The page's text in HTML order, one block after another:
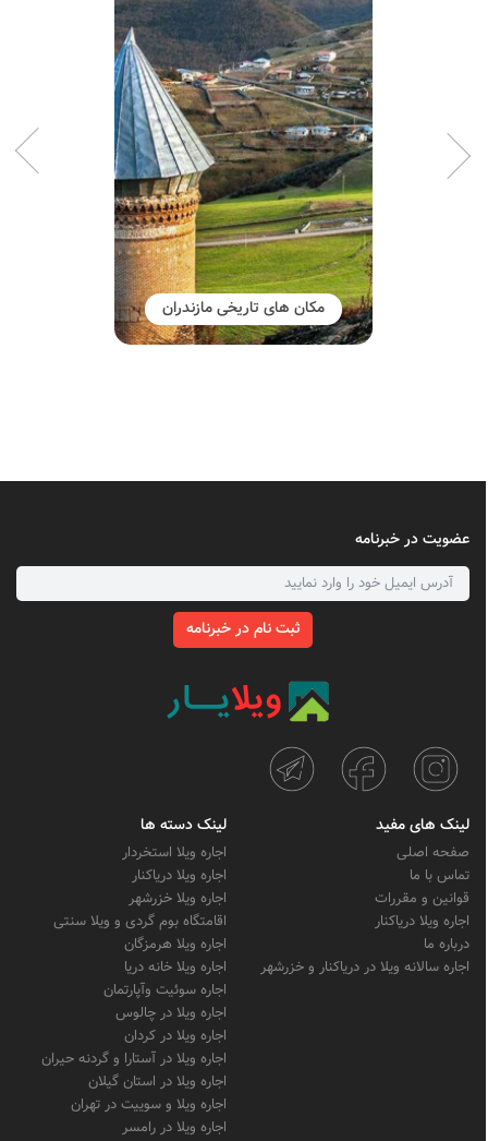
مکان های تاریخی مازندران
عضویت در خبرنامه
ثبت نام در خبرنامه
لینک های مفید
صفحه اصلی
تماس با ما
قوانین و مقررات
اجاره ویلا دریاکنار
درباره ما
اجاره سالانه ویلا در دریاکنار و خزرشهر
لینک دسته ها
اجاره ویلا استخردار
اجاره ویلا دریاکنار
اجاره ویلا خزرشهر
اقامتگاه بوم گردی و ویلا سنتی
اجاره ویلا هرمزگان
اجاره ویلا خانه دریا
اجاره سوئیت وآپارتمان
اجاره ویلا در چالوس
اجاره ویلا در کردان
اجاره ویلا در آستارا و گردنه حیران
اجاره ویلا در استان گیلان
اجاره ویلا و سوییت در تهران
اجاره ویلا در رامسر